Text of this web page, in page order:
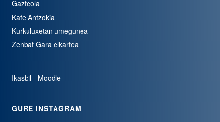
Gazteola
Kafe Antzokia
Kurkuluxetan umegunea
Zenbat Gara elkartea
Ikasbil - Moodle
GURE INSTAGRAM